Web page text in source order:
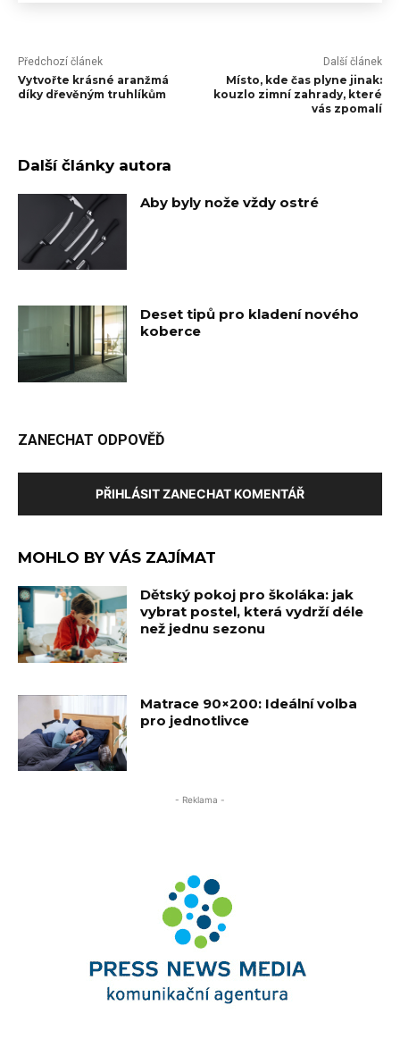
Předchozí článek
Vytvořte krásné aranžmá
díky dřevěným truhlíkům
Další článek
Místo, kde čas plyne jinak:
kouzlo zimní zahrady, které
vás zpomalí
Další články autora
Aby byly nože vždy ostré
Deset tipů pro kladení nového
koberce
ZANECHAT ODPOVĚĎ
PŘIHLÁSIT ZANECHAT KOMENTÁŘ
MOHLO BY VÁS ZAJÍMAT
Dětský pokoj pro školáka: jak
vybrat postel, která vydrží déle
než jednu sezonu
Matrace 90×200: Ideální volba
pro jednotlivce
- Reklama -